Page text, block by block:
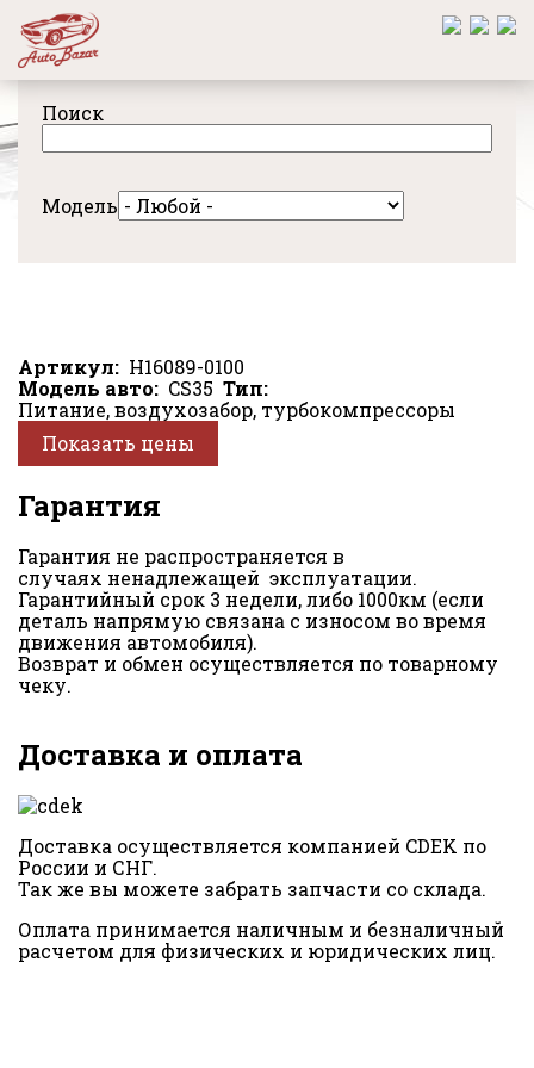
Перейти
основному
содержанию
Поиск
Модель
Артикул
H16089-0100
Модель авто
CS35 Тип
Питание, воздухозабор, турбокомпрессоры
Показать цены
Гарантия
Гарантия не распространяется в
случаях ненадлежащей эксплуатации.
Гарантийный срок 3 недели, либо 1000км (если
деталь напрямую связана с износом во время
движения автомобиля).
Возврат и обмен осуществляется по товарному
чеку.
Доставка и оплата
Доставка осуществляется компанией CDEK по
России и СНГ.
Так же вы можете забрать запчасти со склада.
Оплата принимается наличным и безналичный
расчетом для физических и юридических лиц.